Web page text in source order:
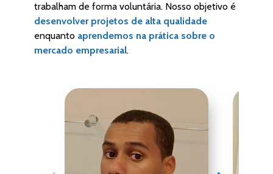
trabalham de forma voluntária. Nosso objetivo é
desenvolver projetos de alta qualidade
enquanto aprendemos na prática sobre o
mercado empresarial.